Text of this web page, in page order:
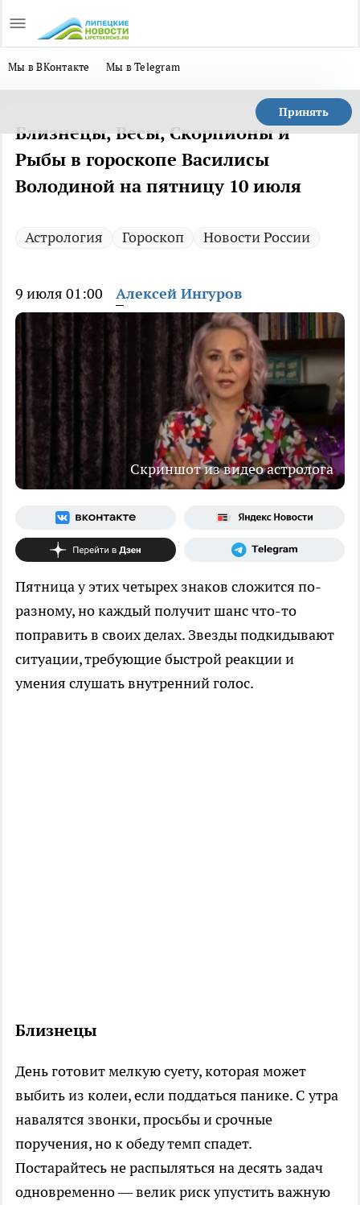
Мы в ВКонтакте Мы в Telegram
Принять
Близнецы, Весы, Скорпионы и
Рыбы в гороскопе Василисы
Володиной на пятницу 10 июля
Астрология Гороскоп Новости России
9 июля 01:00 Алексей Ингуров
Скриншот из видео астролога
Пятница у этих четырех знаков сложится по-
разному, но каждый получит шанс что-то
поправить в своих делах. Звезды подкидывают
ситуации, требующие быстрой реакции и
умения слушать внутренний голос.
Близнецы
День готовит мелкую суету, которая может
выбить из колеи, если поддаться панике. С утра
навалятся звонки, просьбы и срочные
поручения, но к обеду темп спадет.
Постарайтесь не распыляться на десять задач
одновременно — велик риск упустить важную